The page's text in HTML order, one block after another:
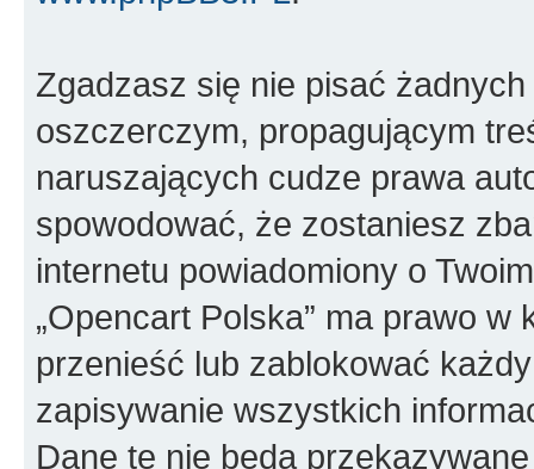
Zgadzasz się nie pisać
oszczerczym, propagującym
naruszających cudze prawa
spowodować, że zostaniesz
internetu powiadomiony o
„Opencart Polska” ma prawo
przenieść lub zablokować
zapisywanie wszystkich
Dane te nie będą